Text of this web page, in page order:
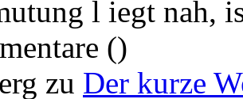
l iegt nah,
()
zu Der kurze